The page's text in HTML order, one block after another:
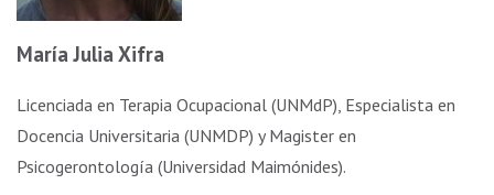
María Julia Xifra
Licenciada en Terapia Ocupacional (UNMdP), Especialista en
Docencia Universitaria (UNMDP) y Magister en
Psicogerontología (Universidad Maimónides).